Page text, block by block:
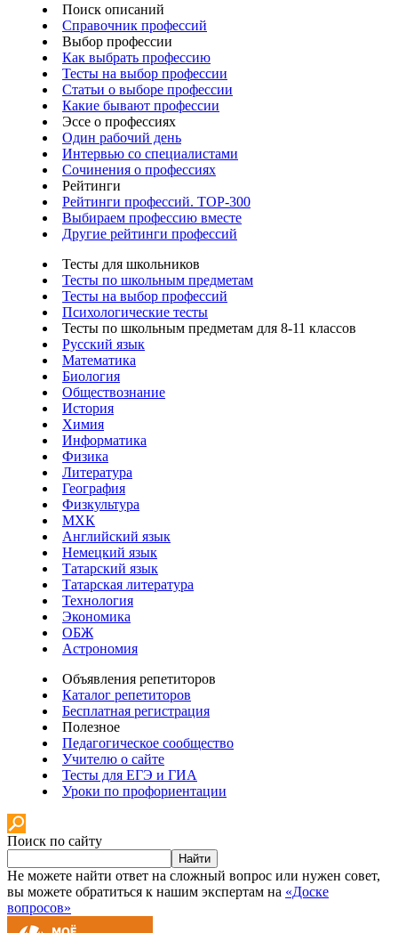
Поиск описаний
Справочник профессий
Выбор профессии
Как выбрать профессию
Тесты на выбор профессии
Статьи о выборе профессии
Какие бывают профессии
Эссе о профессиях
Один рабочий день
Интервью со специалистами
Сочинения о профессиях
Рейтинги
Рейтинги профессий. TOP-300
Выбираем профессию вместе
Другие рейтинги профессий
Тесты для школьников
Тесты по школьным предметам
Тесты на выбор профессий
Психологические тесты
Тесты по школьным предметам для 8-11 классов
Русский язык
Математика
Биология
Обществознание
История
Химия
Информатика
Физика
Литература
География
Физкультура
МХК
Английский язык
Немецкий язык
Татарский язык
Татарская литература
Технология
Экономика
ОБЖ
Астрономия
Объявления репетиторов
Каталог репетиторов
Бесплатная регистрация
Полезное
Педагогическое сообщество
Учителю о сайте
Тесты для ЕГЭ и ГИА
Уроки по профориентации
Поиск по сайту
Найти
Не можете найти ответ на сложный вопрос или нужен совет,
вы можете обратиться к нашим экспертам на «Доске
вопросов»